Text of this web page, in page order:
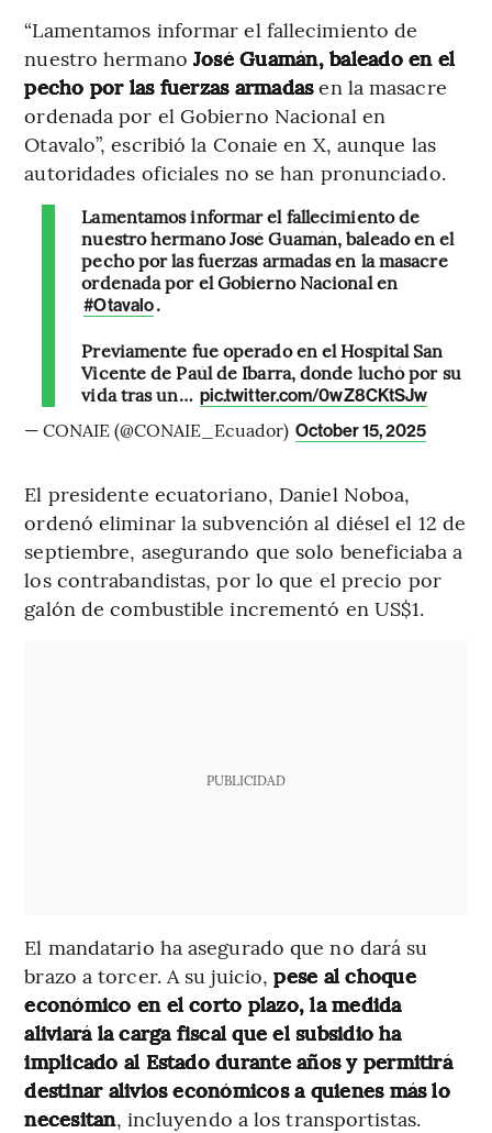
“Lamentamos informar el fallecimiento de
nuestro hermano José Guamán, baleado en el
pecho por las fuerzas armadasen la masacre
ordenada por el Gobierno Nacional en
Otavalo”, escribió la Conaie en X, aunque las
autoridades oficiales no se han pronunciado.
Lamentamos informar el fallecimiento de
nuestro hermano José Guamán, baleado en el
pecho por las fuerzas armadas en la masacre
ordenada por el Gobierno Nacional en
#Otavalo.
Previamente fue operado en el Hospital San
Vicente de Paúl de Ibarra, donde luchó por su
vida tras un… pic.twitter.com/0wZ8CKtSJw
— CONAIE (@CONAIE_Ecuador) October 15, 2025
El presidente ecuatoriano, Daniel Noboa,
ordenó eliminar la subvención al diésel el 12 de
septiembre, asegurando que solo beneficiaba a
los contrabandistas, por lo que el precio por
galón de combustible incrementó en US$1.
PUBLICIDAD
El mandatario ha asegurado que no dará su
brazo a torcer. A su juicio, pese al choque
económico en el corto plazo, la medida
aliviará la carga fiscal que el subsidio ha
implicado al Estado durante años y permitirá
destinar alivios económicos a quienes más lo
necesitan, incluyendo a los transportistas.